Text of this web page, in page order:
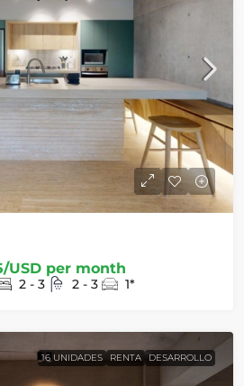
USD per month
2 - 3 2 - 3 1*
16 UNIDADES RENTA DESARROLLO